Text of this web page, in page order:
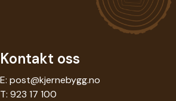
Kontakt oss
E: post@kjernebygg.no
T: 923 17 100